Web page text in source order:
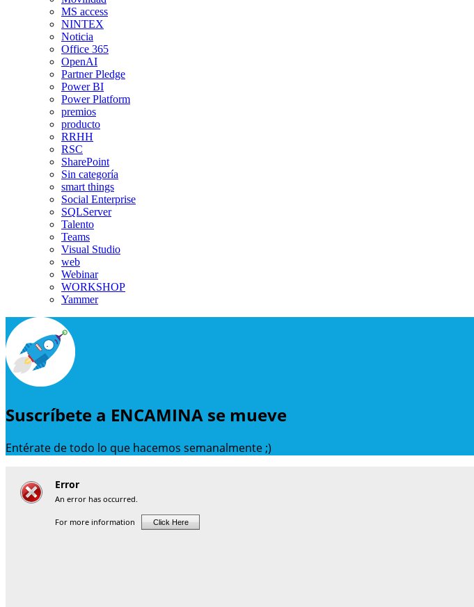
MS access
NINTEX
Noticia
Office 365
OpenAI
Partner Pledge
Power BI
Power Platform
premios
producto
RRHH
RSC
SharePoint
Sin categoría
smart things
Social Enterprise
SQLServer
Talento
Teams
Visual Studio
web
Webinar
WORKSHOP
Yammer
Suscríbete a ENCAMINA se mueve
Entérate de todo lo que hacemos semanalmente ;)